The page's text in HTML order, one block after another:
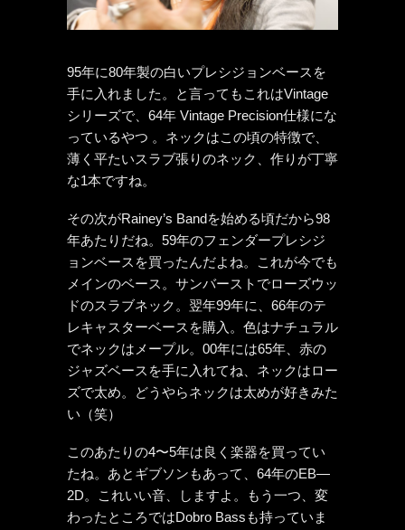
95年に80年製の白いプレシジョンベースを
手に入れました。と言ってもこれはVintage
シリーズで、64年 Vintage Precision仕様にな
っているやつ 。ネックはこの頃の特徴で、
薄く平たいスラブ張りのネック、作りが丁寧
な1本ですね。
その次がRainey’s Bandを始める頃だから98
年あたりだね。59年のフェンダープレシジ
ョンベースを買ったんだよね。これが今でも
メインのベース。サンバーストでローズウッ
ドのスラブネック。翌年99年に、66年のテ
レキャスターベースを購入。色はナチュラル
でネックはメープル。00年には65年、赤の
ジャズベースを手に入れてね、ネックはロー
ズで太め。どうやらネックは太めが好きみた
い（笑）
このあたりの4〜5年は良く楽器を買ってい
たね。あとギブソンもあって、64年のEB—
2D。これいい音、しますよ。もう一つ、変
わったところではDobro Bassも持っていま